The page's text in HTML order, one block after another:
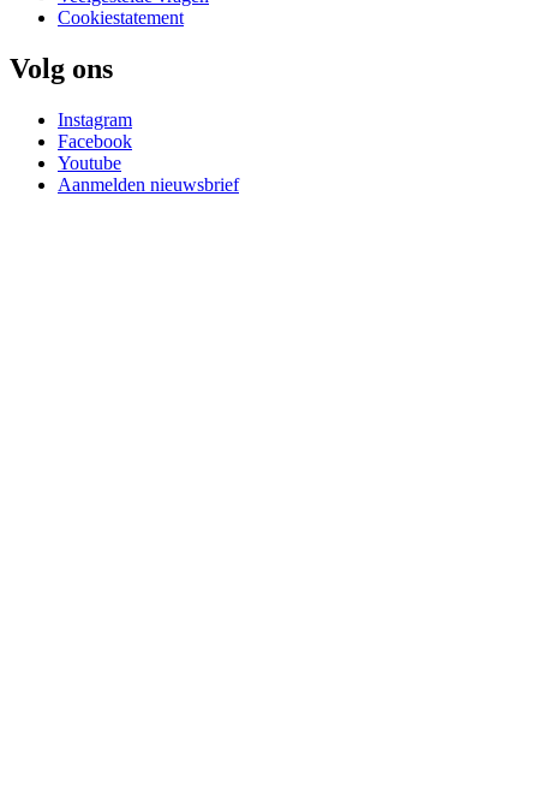
Cookiestatement
Volg ons
Instagram
Facebook
Youtube
Aanmelden nieuwsbrief